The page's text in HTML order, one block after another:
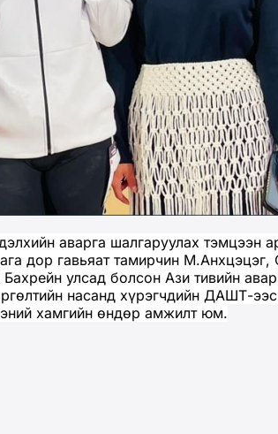
аварга шалгаруулах тэмцээн
дор гавьяат тамирчин
улсад болсон Ази тивийн
насанд хүрэгчдийн ДАШТ-
хамгийн өндөр амжилт юм.